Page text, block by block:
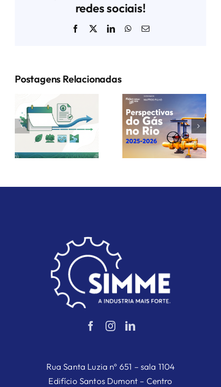
redes sociais!
Facebook
X LinkedInWhatsApp
E-
Postagens Relacionadas
Rua Santa Luzia nº 651 – sala 1104
Edifício Santos Dumont – Centro